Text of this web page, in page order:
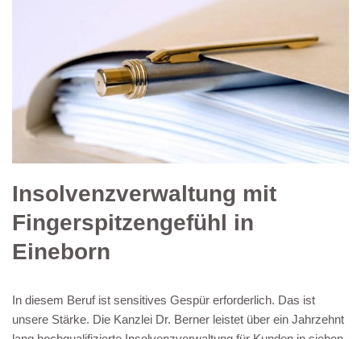
Insolvenzverwaltung mit
Fingerspitzengefühl in
Eineborn
In diesem Beruf ist sensitives Gespür erforderlich. Das ist
unsere Stärke. Die Kanzlei Dr. Berner leistet über ein Jahrzehnt